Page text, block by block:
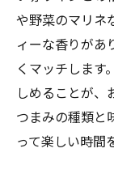
や野菜のマリネ
ィーな香りがあ
くマッチします
しめることが、
つまみの種類と
って楽しい時間